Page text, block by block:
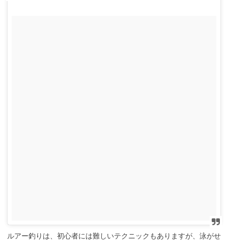
ルアー釣りは、初心者には難しいテクニックもありますが、泳がせ